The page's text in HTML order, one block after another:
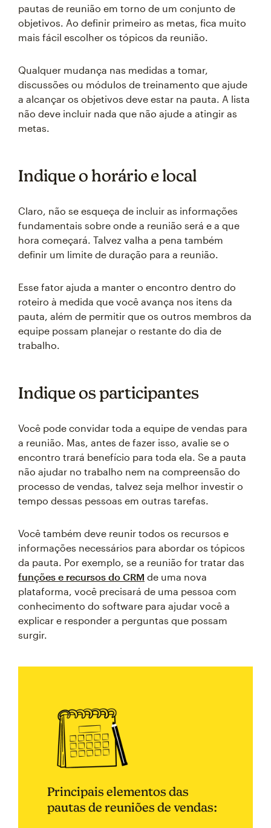
pautas de reunião em torno de um conjunto de
objetivos. Ao definir primeiro as metas, fica muito
mais fácil escolher os tópicos da reunião.
Qualquer mudança nas medidas a tomar,
discussões ou módulos de treinamento que ajude
a alcançar os objetivos deve estar na pauta. A lista
não deve incluir nada que não ajude a atingir as
metas.
Indique o horário e local
Claro, não se esqueça de incluir as informações
fundamentais sobre onde a reunião será e a que
hora começará. Talvez valha a pena também
definir um limite de duração para a reunião.
Esse fator ajuda a manter o encontro dentro do
roteiro à medida que você avança nos itens da
pauta, além de permitir que os outros membros da
equipe possam planejar o restante do dia de
trabalho.
Indique os participantes
Você pode convidar toda a equipe de vendas para
a reunião. Mas, antes de fazer isso, avalie se o
encontro trará benefício para toda ela. Se a pauta
não ajudar no trabalho nem na compreensão do
processo de vendas, talvez seja melhor investir o
tempo dessas pessoas em outras tarefas.
Você também deve reunir todos os recursos e
informações necessários para abordar os tópicos
da pauta. Por exemplo, se a reunião for tratar das
funções e recursos do CRM de uma nova
plataforma, você precisará de uma pessoa com
conhecimento do software para ajudar você a
explicar e responder a perguntas que possam
surgir.
Principais elementos das
pautas de reuniões de vendas: